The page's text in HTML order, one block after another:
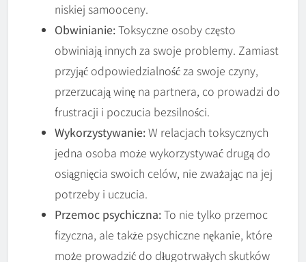
niskiej samooceny.
Obwinianie:Toksyczne osoby często
obwiniają innych za swoje problemy. Zamiast
przyjąć odpowiedzialność za swoje czyny,
przerzucają winę na partnera, co prowadzi do
frustracji i poczucia bezsilności.
Wykorzystywanie:W relacjach toksycznych
jedna osoba może wykorzystywać drugą do
osiągnięcia swoich celów, nie zważając na jej
potrzeby i uczucia.
Przemoc psychiczna:To nie tylko przemoc
fizyczna, ale także psychiczne nękanie, które
może prowadzić do długotrwałych skutków